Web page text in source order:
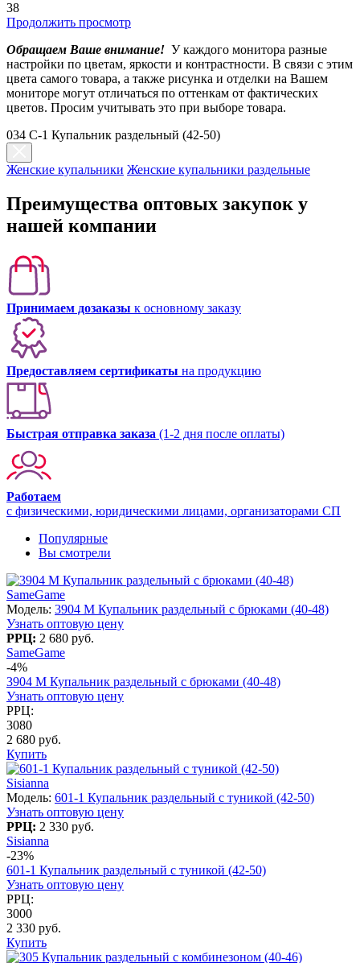
38
Продолжить просмотр
Обращаем Ваше внимание! У каждого монитора разные
настройки по цветам, яркости и контрастности. В связи с этим
цвета самого товара, а также рисунка и отделки на Вашем
мониторе могут отличаться по оттенкам от фактических
цветов. Просим учитывать это при выборе товара.
034 C-1 Купальник раздельный (42-50)
Женские купальники Женские купальники раздельные
Преимущества оптовых закупок у
нашей компании
Принимаем дозаказы к основному заказу
Предоставляем сертификаты на продукцию
Быстрая отправка заказа (1-2 дня после оплаты)
Работаем
с физическими, юридическими лицами, организаторами СП
Популярные
Вы смотрели
SameGame
Модель: 3904 M Купальник раздельный с брюками (40-48)
Узнать оптовую цену
РРЦ: 2 680 руб.
SameGame
-4%
3904 M Купальник раздельный с брюками (40-48)
Узнать оптовую цену
РРЦ:
3080
2 680 руб.
Купить
Sisianna
Модель: 601-1 Купальник раздельный с туникой (42-50)
Узнать оптовую цену
РРЦ: 2 330 руб.
Sisianna
-23%
601-1 Купальник раздельный с туникой (42-50)
Узнать оптовую цену
РРЦ:
3000
2 330 руб.
Купить